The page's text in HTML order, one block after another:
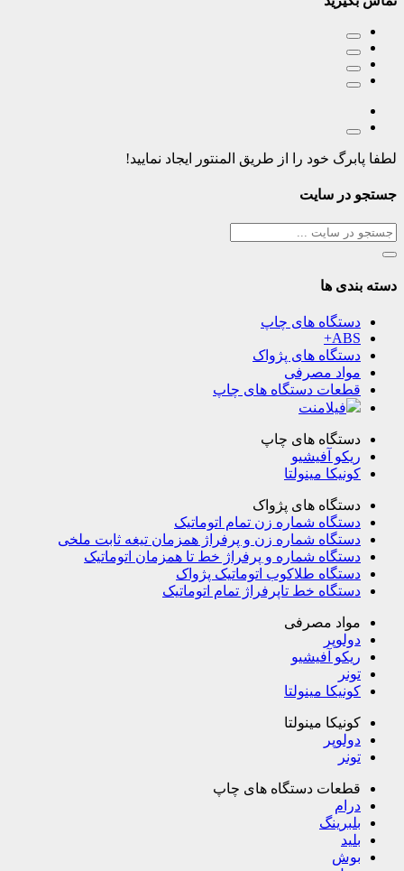
لطفا پابرگ خود را از طریق المنتور ایجاد نمایید!
جستجو در سایت
دسته بندی ها
دستگاه های چاپ
ABS+
دستگاه های پژواک
مواد مصرفی
قطعات دستگاه های چاپ
فیلامنت
دستگاه های چاپ
ریکو آفیشیو
کونیکا مینولتا
دستگاه های پژواک
دستگاه شماره زن تمام اتوماتیک
دستگاه شماره زن و پرفراژ همزمان تیغه ثابت ملخی
دستگاه شماره و پرفراژ خط تا همزمان اتوماتیک
دستگاه طلاکوب اتوماتیک پژواک
دستگاه خط تاپرفراژ تمام اتوماتیک
مواد مصرفی
دولوپر
ریکو آفیشیو
تونر
کونیکا مینولتا
کونیکا مینولتا
دولوپر
تونر
قطعات دستگاه های چاپ
درام
بلبرینگ
بلید
بوش